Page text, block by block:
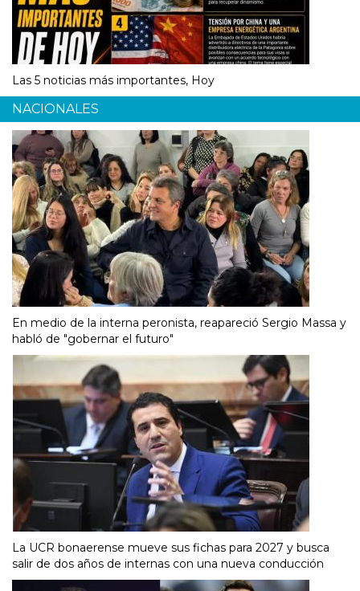
Las 5 noticias más importantes, Hoy
NACIONALES
En medio de la interna peronista, reapareció Sergio Massa y
habló de "gobernar el futuro"
La UCR bonaerense mueve sus fichas para 2027 y busca
salir de dos años de internas con una nueva conducción